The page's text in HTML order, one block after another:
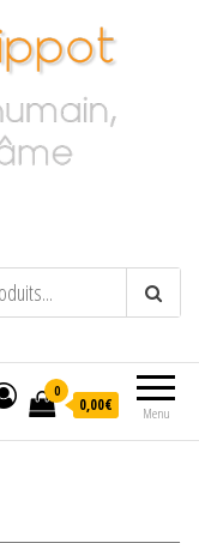
l'humain, du corps à l'âme
Menu
0
0,00€